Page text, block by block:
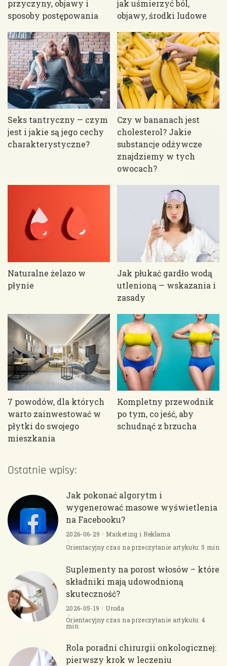
przyczyny, objawy i
sposoby postępowania
jak uśmierzyć ból,
objawy, środki ludowe
Seks tantryczny — czym
jest i jakie są jego cechy
charakterystyczne?
Czy w bananach jest
cholesterol? Jakie
substancje odżywcze
znajdziemy w tych
owocach?
Naturalne żelazo w
płynie
Jak płukać gardło wodą
utlenioną — wskazania i
zasady
7 powodów, dla których
warto zainwestować w
płytki do swojego
mieszkania
Kompletny przewodnik
po tym, co jeść, aby
schudnąć z brzucha
Ostatnie wpisy:
Jak pokonać algorytm i
wygenerować masowe wyświetlenia
na Facebooku?
2026-06-29
Marketing i Reklama
Orientacyjny czas na przeczytanie artykułu: 5 min
Suplementy na porost włosów – które
składniki mają udowodnioną
skuteczność?
2026-05-19
Uroda
Orientacyjny czas na przeczytanie artykułu: 4
min
Rola poradni chirurgii onkologicznej:
pierwszy krok w leczeniu